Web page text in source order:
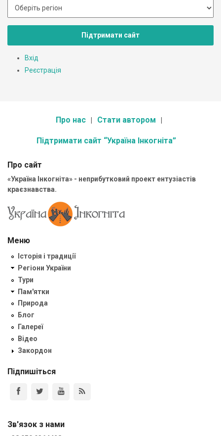
Підтримати сайт
Вхід
Реєстрація
Про нас Стати автором
Підтримати сайт “Україна Інкогніта”
Про сайт
«Україна Інкогніта» - неприбутковий проект ентузіастів
краєзнавства.
Меню
Історія і традиції
Регіони України
Тури
Пам'ятки
Природа
Блог
Галереї
Відео
Закордон
Підпишіться
Зв'язок з нами